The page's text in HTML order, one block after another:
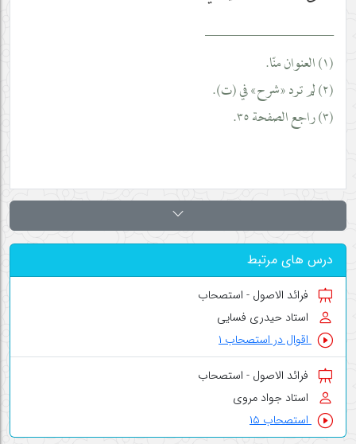
__________________
(١) العنوان منّا.
(٢) لم ترد «شرح» في (ت).
(٣) راجع الصفحة ٣٥.
درس های مرتبط
فرائد الاصول - استصحاب
استاد حیدری فسایی
اقوال در استصحاب ۱
فرائد الاصول - استصحاب
استاد جواد مروی
استصحاب ۱۵